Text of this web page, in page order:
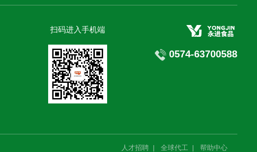
扫码进入手机端
0574-63700588
人才招聘| 全球代工 | 帮助中心